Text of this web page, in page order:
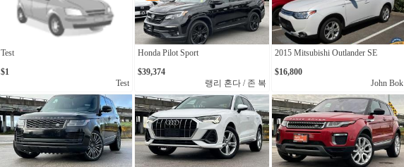
Test
$1
Test
Honda Pilot Sport
$39,374
랭리 혼다 / 존 복
2015 Mitsubishi Outlander SE
$16,800
John Bok